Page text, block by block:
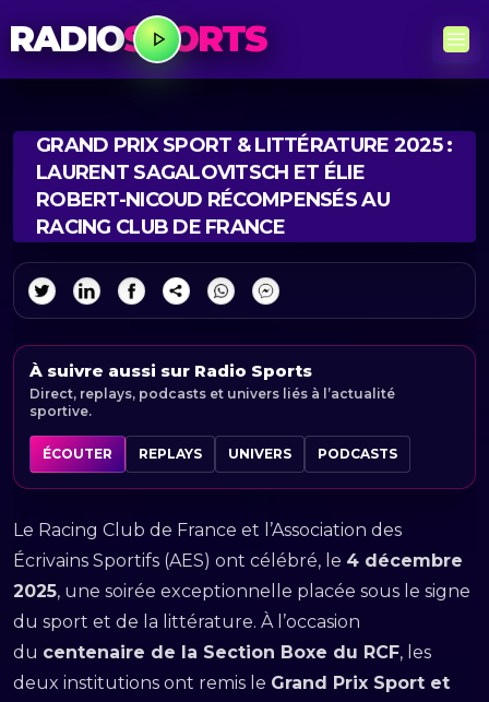
RADIOSPORTS
GRAND PRIX SPORT & LITTÉRATURE 2025 :
LAURENT SAGALOVITSCH ET ÉLIE
ROBERT-NICOUD RÉCOMPENSÉS AU
RACING CLUB DE FRANCE
À suivre aussi sur Radio Sports
Direct, replays, podcasts et univers liés à l’actualité
sportive.
ÉCOUTER REPLAYS UNIVERS PODCASTS
Le Racing Club de France et l’Association des
Écrivains Sportifs (AES) ont célébré, le 4 décembre
2025, une soirée exceptionnelle placée sous le signe
du sport et de la littérature. À l’occasion
du centenaire de la Section Boxe du RCF, les
deux institutions ont remis le Grand Prix Sport et